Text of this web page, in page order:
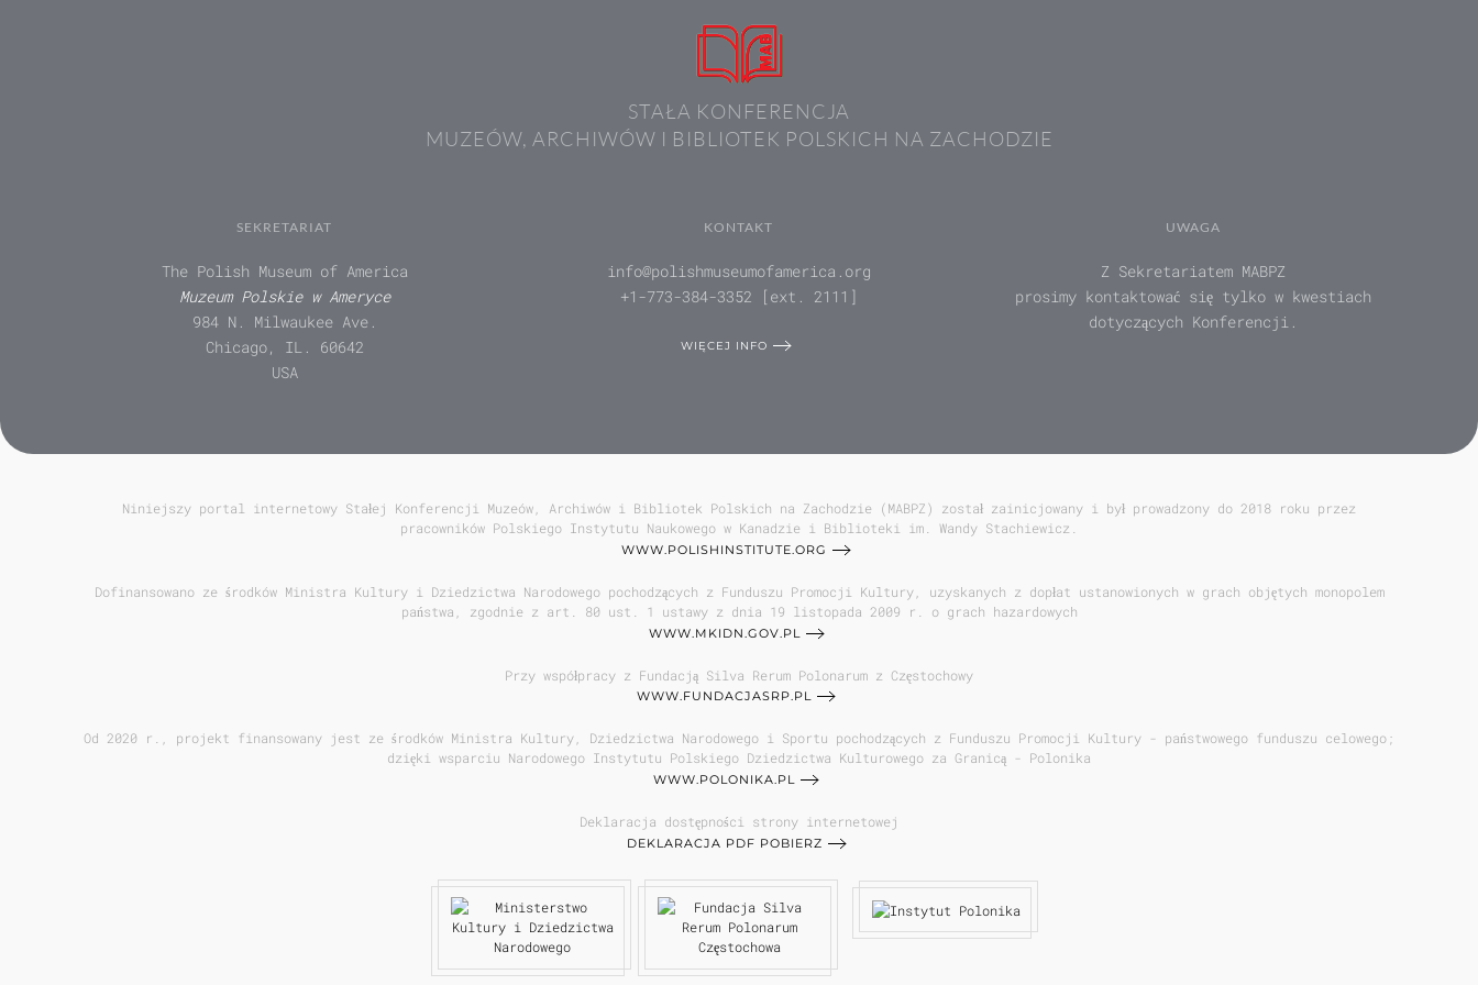
STAŁA KONFERENCJA
MUZEÓW, ARCHIWÓW I BIBLIOTEK POLSKICH NA ZACHODZIE
SEKRETARIAT
The Polish Museum of America
Muzeum Polskie w Ameryce
984 N. Milwaukee Ave.
Chicago, IL. 60642
USA
KONTAKT
info@polishmuseumofamerica.org
+1-773-384-3352 [ext. 2111]
WIĘCEJ INFO
UWAGA
Z Sekretariatem MABPZ
prosimy kontaktować się tylko w kwestiach
dotyczących Konferencji.
Niniejszy portal internetowy Stałej Konferencji Muzeów, Archiwów i Bibliotek Polskich na Zachodzie (MABPZ) został zainicjowany i był prowadzony do 2018 roku przez
pracowników Polskiego Instytutu Naukowego w Kanadzie i Biblioteki im. Wandy Stachiewicz.
WWW.POLISHINSTITUTE.ORG
Dofinansowano ze środków Ministra Kultury i Dziedzictwa Narodowego pochodzących z Funduszu Promocji Kultury, uzyskanych z dopłat ustanowionych w grach objętych monopolem
państwa, zgodnie z art. 80 ust. 1 ustawy z dnia 19 listopada 2009 r. o grach hazardowych
WWW.MKIDN.GOV.PL
Przy współpracy z Fundacją Silva Rerum Polonarum z Częstochowy
WWW.FUNDACJASRP.PL
Od 2020 r., projekt finansowany jest ze środków Ministra Kultury, Dziedzictwa Narodowego i Sportu pochodzących z Funduszu Promocji Kultury - państwowego funduszu celowego;
dzięki wsparciu Narodowego Instytutu Polskiego Dziedzictwa Kulturowego za Granicą - Polonika
WWW.POLONIKA.PL
Deklaracja dostępności strony internetowej
DEKLARACJA PDF POBIERZ